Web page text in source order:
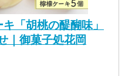
「胡桃の醍醐味」
｜御菓子処花岡